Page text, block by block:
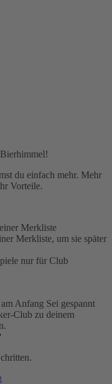
du einfach mehr. Mehr
Vorteile.
Merkliste
Merkliste, um sie später
nur für Club
Anfang Sei gespannt
Club zu deinem